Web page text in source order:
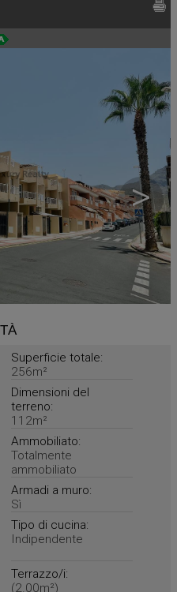
>
Superficie totale:
256m²
Dimensioni del
terreno:
112m²
Ammobiliato:
Totalmente
ammobiliato
Armadi a muro:
Sì
Tipo di cucina:
Indipendente
Terrazzo/i:
(2.00m²)